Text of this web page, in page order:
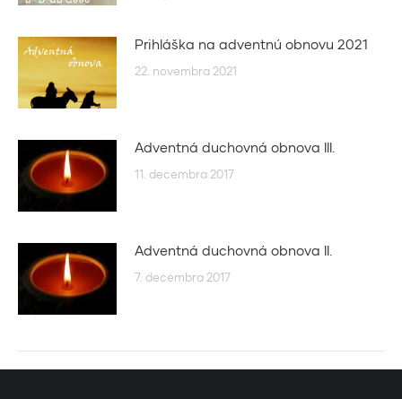
Prihláška na adventnú obnovu 2021
22. novembra 2021
Adventná duchovná obnova III.
11. decembra 2017
Adventná duchovná obnova II.
7. decembra 2017